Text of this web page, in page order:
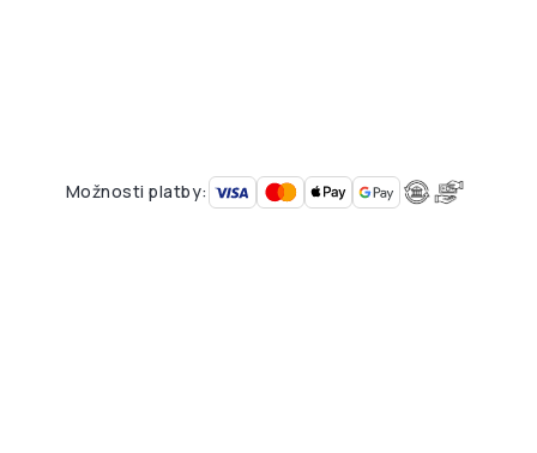
Možnosti platby: